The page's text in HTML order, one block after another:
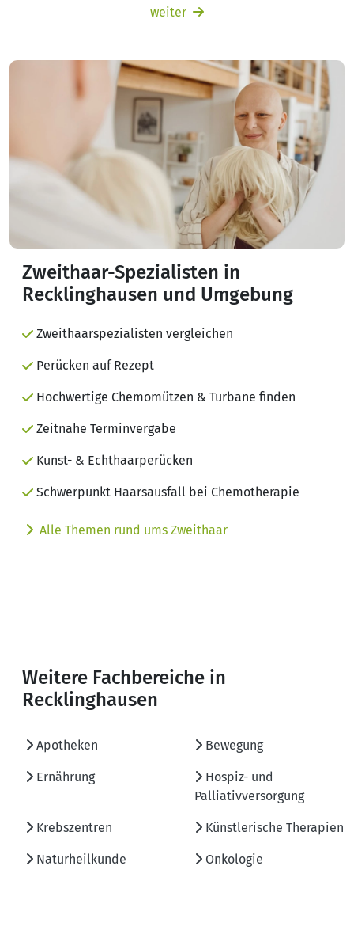
weiter
Zweithaar-Spezialisten in
Recklinghausen und Umgebung
Zweithaarspezialisten vergleichen
Perücken auf Rezept
Hochwertige Chemomützen & Turbane finden
Zeitnahe Terminvergabe
Kunst- & Echthaarperücken
Schwerpunkt Haarsausfall bei Chemotherapie
Alle Themen rund ums Zweithaar
Weitere Fachbereiche in
Recklinghausen
Apotheken Bewegung
Ernährung
Hospiz- und
Palliativversorgung
Krebszentren Künstlerische Therapien
Naturheilkunde Onkologie